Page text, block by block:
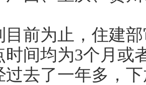
为止，住建部
时间均为3个月或
过去了一年多，